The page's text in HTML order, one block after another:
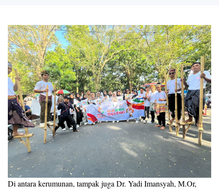
Di antara kerumunan, tampak juga Dr. Yadi Imansyah, M.Or,